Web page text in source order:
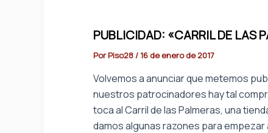
PUBLICIDAD: «CARRIL DE LAS
Por Piso28/ 16 de enero de 2017
Volvemos a anunciar que metemos
nuestros patrocinadores hay tal
toca al Carril de las Palmeras, una
damos algunas razones para empezar